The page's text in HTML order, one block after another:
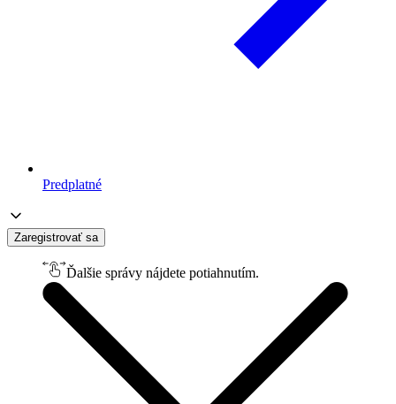
Predplatné
Zaregistrovať sa
Ďalšie správy nájdete potiahnutím.